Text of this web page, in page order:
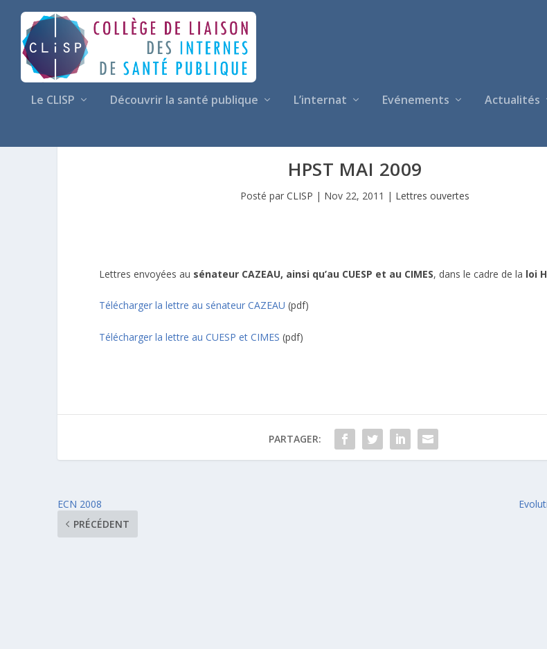
Le CLISP Découvrir la santé publique L’internat Evénements Actualités
HPST MAI 2009
Posté parCLISP | Nov 22, 2011 | Lettres ouvertes
Lettres envoyées au sénateur CAZEAU, ainsi qu’au CUESP et au CIMES, dans le cadre de la loi
Télécharger la lettre au sénateur CAZEAU (pdf)
Télécharger la lettre au CUESP et CIMES (pdf)
PARTAGER:
ECN 2008
PRÉCÉDENT